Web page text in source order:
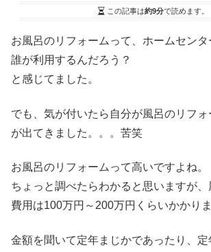
この記事は約9分で読めます。
お風呂のリフォームって、ホームセン
誰が利用するんだろう？
と感じてました。
でも、気が付いたら自分が風呂のリフ
が出てきました。。。苦笑
お風呂のリフォームって高いですよね。
ちょっと調べたらわかると思いますが
費用は100万円～200万円くらいかかりま
金額を聞いて定年まじかであったり、